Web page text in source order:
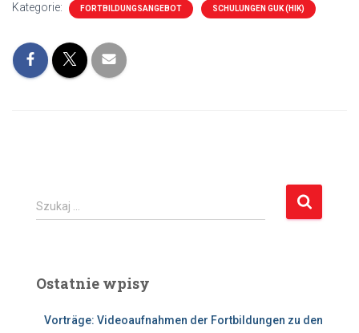
Kategorie: FORTBILDUNGSANGEBOT SCHULUNGEN GUK (HIK)
S
z
j
Szukaj …
Ostatnie wpisy
Vorträge: Videoaufnahmen der Fortbildungen zu den